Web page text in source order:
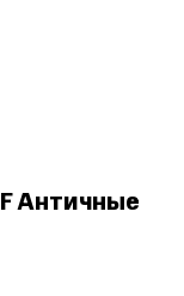
Античные